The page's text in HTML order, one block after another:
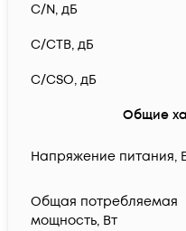
C/N, дБ
C/CTB, дБ
C/CSO, дБ
Общие
Напряжение питания,
Общая потребляемая
мощность, Вт